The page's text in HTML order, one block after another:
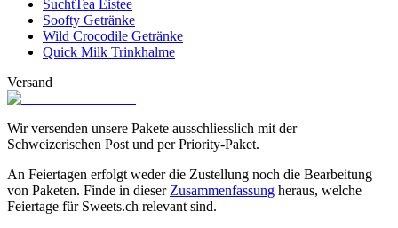
SuchtTea Eistee
Soofty Getränke
Wild Crocodile Getränke
Quick Milk Trinkhalme
Versand
Wir versenden unsere Pakete ausschliesslich mit der
Schweizerischen Post und per Priority-Paket.
An Feiertagen erfolgt weder die Zustellung noch die Bearbeitung
von Paketen. Finde in dieser Zusammenfassung heraus, welche
Feiertage für Sweets.ch relevant sind.